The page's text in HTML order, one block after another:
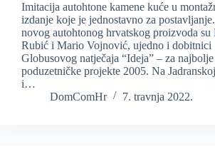
Imitacija autohtone kamene kuće u
izdanje koje je jednostavno za
novog autohtonog hrvatskog proizvoda su
Rubić i Mario Vojnović, ujedno i dobitnici
Globusovog natječaja “Ideja” – za najbolje
poduzetničke projekte 2005. Na
i…
DomComHr
7. travnja 2022.